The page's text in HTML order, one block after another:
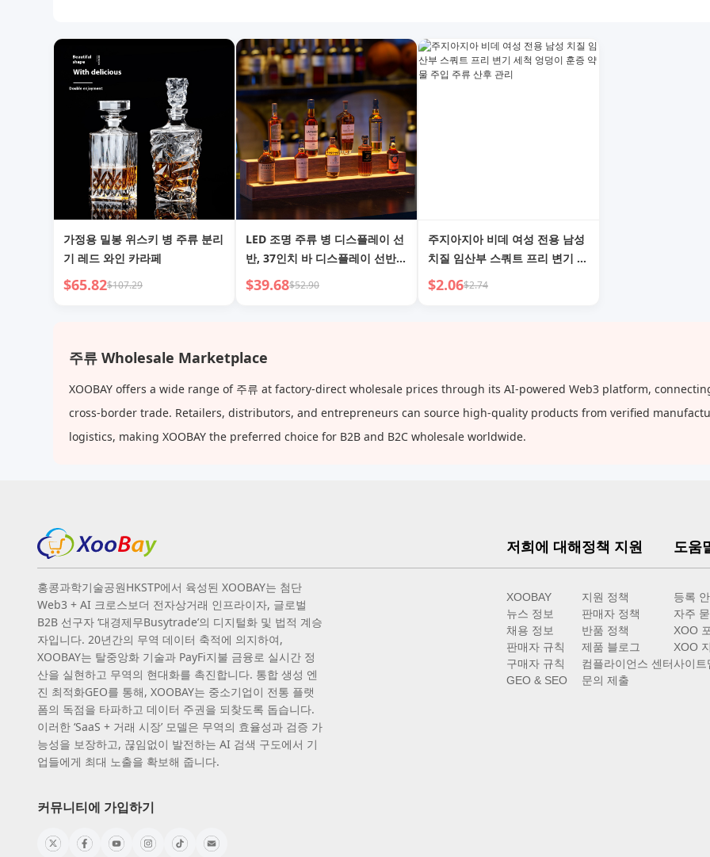
가정용 밀봉 위스키 병 주류 분리
기 레드 와인 카라페
$65.82$107.29
LED 조명 주류 병 디스플레이 선
반, 37인치 바 디스플레이 선반,
앱 & 원격 제어 DIY 조명 병 선
$39.68$52.90
주지아지아 비데 여성 전용 남성
치질 임산부 스쿼트 프리 변기 세
척 엉덩이 훈증 약물 주입 주류
$2.06$2.74
주류 Wholesale Marketplace
XOOBAY offers a wide range of 주류 at factory-direct wholesale prices through its AI-powered Web3 platform,
cross-border trade. Retailers, distributors, and entrepreneurs can source high-quality products from verified
logistics, making XOOBAY the preferred choice for B2B and B2C wholesale worldwide.
홍콩과학기술공원HKSTP에서 육성된 XOOBAY는 첨단
Web3 + AI 크로스보더 전자상거래 인프라이자, 글로벌
B2B 선구자 ‘대경제무Busytrade’의 디지털화 및 법적 계승
자입니다. 20년간의 무역 데이터 축적에 의지하여,
XOOBAY는 탈중앙화 기술과 PayFi지불 금융로 실시간 정
산을 실현하고 무역의 현대화를 촉진합니다. 통합 생성 엔
진 최적화GEO를 통해, XOOBAY는 중소기업이 전통 플랫
폼의 독점을 타파하고 데이터 주권을 되찾도록 돕습니다.
이러한 ‘SaaS + 거래 시장’ 모델은 무역의 효율성과 검증 가
능성을 보장하고, 끊임없이 발전하는 AI 검색 구도에서 기
업들에게 최대 노출을 확보해 줍니다.
커뮤니티에 가입하기
저희에 대해
XOOBAY
뉴스 정보
채용 정보
판매자 규칙
구매자 규칙
GEO & SEO
정책 지원
지원 정책
판매자 정책
반품 정책
제품 블로그
컴플라이언스 센터
문의 제출
도움
등록
자주
XOO
XOO
사이트